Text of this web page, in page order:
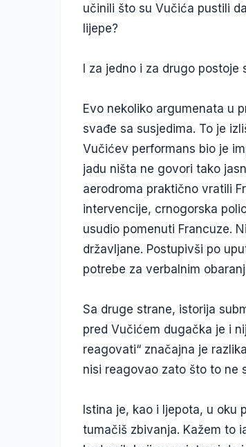
učinili što su Vučića pustili
lijepe?
I za jedno i za drugo postoje
Evo nekoliko argumenata u
svađe sa susjedima. To je
Vučićev performans bio je
jadu ništa ne govori tako
aerodroma praktično vratili
intervencije, crnogorska
usudio pomenuti Francuze.
državljane. Postupivši po
potrebe za verbalnim
Sa druge strane, istorija
pred Vučićem dugačka je i
reagovati“ značajna je
nisi reagovao zato što to ne
Istina je, kao i ljepota, u oku
tumačiš zbivanja. Kažem to